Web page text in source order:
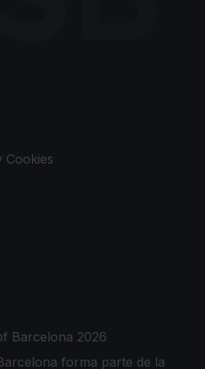
Cookies
Barcelona 2026
forma parte de la